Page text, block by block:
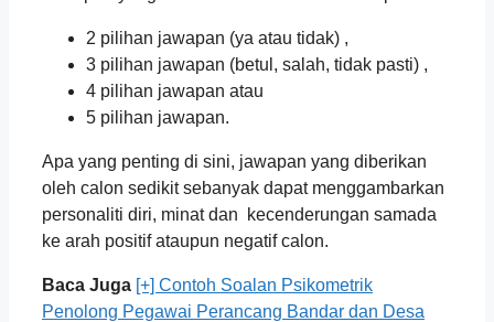
2 pilihan jawapan (ya atau tidak) ,
3 pilihan jawapan (betul, salah, tidak pasti) ,
4 pilihan jawapan atau
5 pilihan jawapan.
Apa yang penting di sini, jawapan yang diberikan
oleh calon sedikit sebanyak dapat menggambarkan
personaliti diri, minat dan kecenderungan samada
ke arah positif ataupun negatif calon.
Baca Juga [+] Contoh Soalan Psikometrik
Penolong Pegawai Perancang Bandar dan Desa